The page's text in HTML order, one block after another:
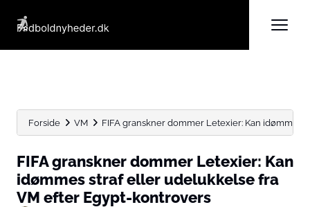
Forside VM FIFA granskner dommer Letexier: Kan idømmes
FIFA granskner dommer Letexier: Kan
idømmes straf eller udelukkelse fra
VM efter Egypt-kontrovers